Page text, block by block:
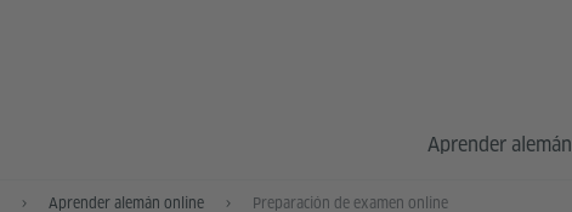
Aprender alemán
Aprender alemán online Preparación de examen online